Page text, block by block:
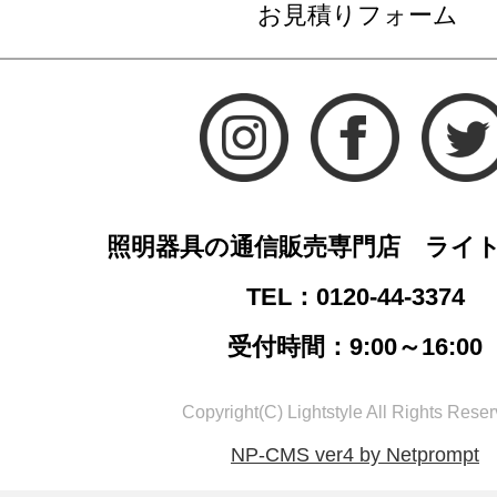
お見積りフォーム
照明器具の通信販売専門店 ライ
TEL：0120-44-3374
受付時間：9:00～16:00
Copyright(C) Lightstyle All Rights
NP-CMS ver4 by Netprompt